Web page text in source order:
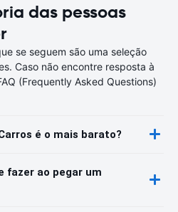
das pessoas
se seguem são uma seleção
Caso não encontre resposta à
(Frequently Asked Questions)
é o mais barato?
fazer ao pegar um